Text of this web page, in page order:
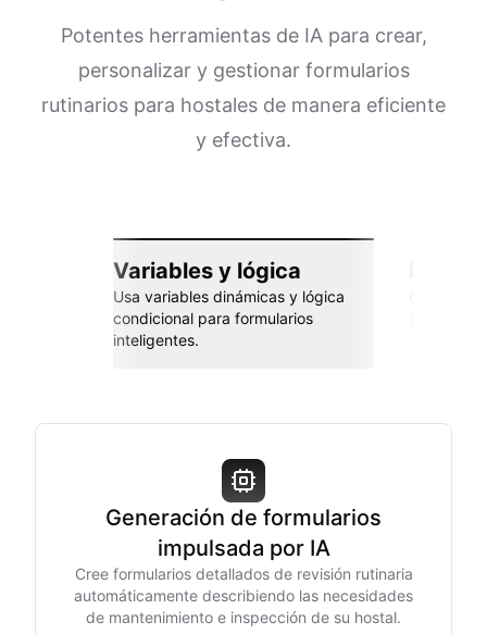
Potentes herramientas de IA para crear,
personalizar y gestionar formularios
rutinarios para hostales de manera eficiente
y efectiva.
Variables y lógica
Usa variables dinámicas y lógica
condicional para formularios
inteligentes.
Generación de formularios
impulsada por IA
Cree formularios detallados de revisión rutinaria
automáticamente describiendo las necesidades
de mantenimiento e inspección de su hostal.